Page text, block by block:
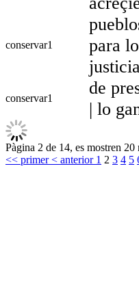
conservar1
para
conservar1
de
| lo
Pàgina 2 de 14, es mostren
<< primer< anterior 1 2 3 4 5